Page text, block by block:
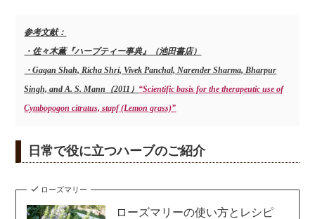
参考文献：
・佐々木薫『ハーブティー事典』（池田書店）
・Gagan Shah, Richa Shri, Vivek Panchal, Narender Sharma, Bharpur
Singh, and A. S. Mann（2011） “Scientific basis for the therapeutic use of
Cymbopogon citratus, stapf (Lemon grass)”
日常で役に立つハーブのご紹介
ローズマリー
ローズマリーの使い方とレシピ